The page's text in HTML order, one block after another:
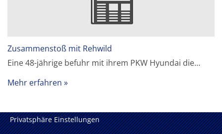
Zusammenstoß mit Rehwild
Eine 48-jährige befuhr mit ihrem PKW Hyundai die…
Mehr erfahren
Privatsphäre Einstellungen